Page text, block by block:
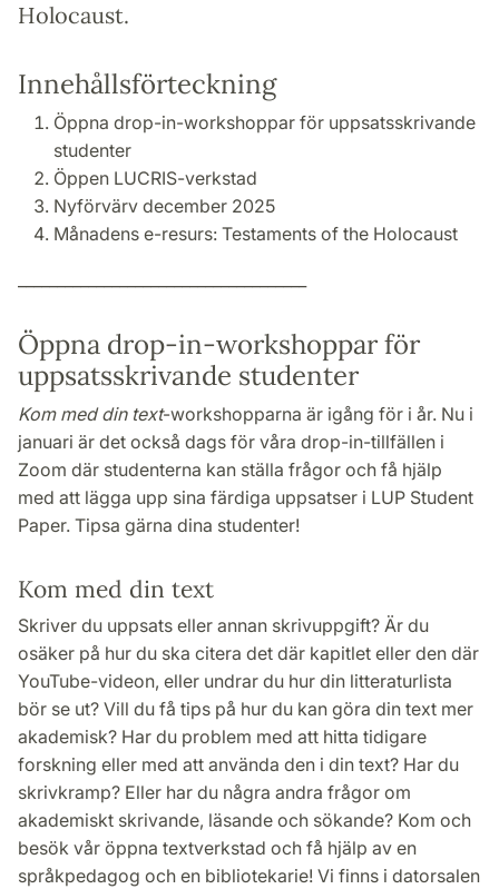
Holocaust.
Innehållsförteckning
Öppna drop-in-workshoppar för uppsatsskrivande
studenter
Öppen LUCRIS-verkstad
Nyförvärv december 2025
Månadens e-resurs: Testaments of the Holocaust
Öppna drop-in-workshoppar för
uppsatsskrivande studenter
Kom med din text-workshopparna är igång för i år. Nu i
januari är det också dags för våra drop-in-tillfällen i
Zoom där studenterna kan ställa frågor och få hjälp
med att lägga upp sina färdiga uppsatser i LUP Student
Paper. Tipsa gärna dina studenter!
Kom med din text
Skriver du uppsats eller annan skrivuppgift? Är du
osäker på hur du ska citera det där kapitlet eller den där
YouTube-videon, eller undrar du hur din litteraturlista
bör se ut? Vill du få tips på hur du kan göra din text mer
akademisk? Har du problem med att hitta tidigare
forskning eller med att använda den i din text? Har du
skrivkramp? Eller har du några andra frågor om
akademiskt skrivande, läsande och sökande? Kom och
besök vår öppna textverkstad och få hjälp av en
språkpedagog och en bibliotekarie! Vi finns i datorsalen